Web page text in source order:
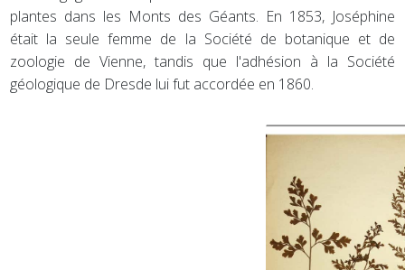
plantes dans les Monts des Géants. En 1853, Joséphine
était la seule femme de la Société de botanique et de
zoologie de Vienne, tandis que l'adhésion à la Société
géologique de Dresde lui fut accordée en 1860.